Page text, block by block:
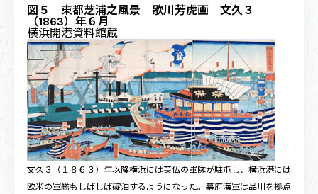
図５ 東都芝浦之風景 歌川芳虎画 文久３
（1863）年６月
横浜開港資料館蔵
文久３（１８６３）年以降横浜には英仏の軍隊が駐屯し、横浜港には
欧米の軍艦もしばしば碇泊するようになった。幕府海軍は品川を拠点